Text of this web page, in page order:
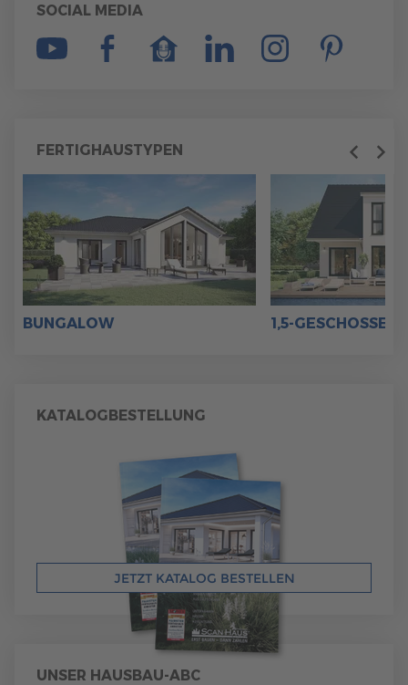
SOCIAL MEDIA
FERTIGHAUSTYPEN Previous
BUNGALOW 1,5-GESCHOSSER
KATALOGBESTELLUNG
JETZT KATALOG BESTELLEN
UNSER HAUSBAU-ABC